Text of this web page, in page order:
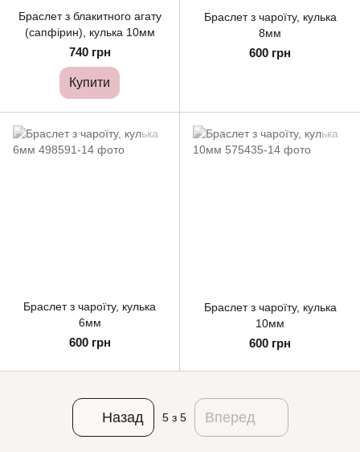
Браслет з блакитного агату
(сапфірин), кулька 10мм
740 грн
Купити
Браслет з чароїту, кулька
8мм
600 грн
Браслет з чароїту, кулька
6мм
600 грн
Браслет з чароїту, кулька
10мм
600 грн
Назад 5з 5 Вперед